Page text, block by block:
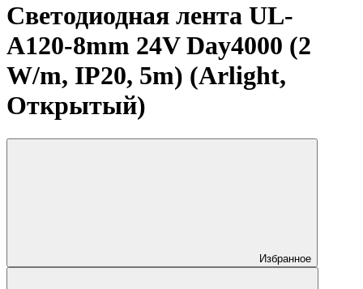
Светодиодная лента UL-
A120-8mm 24V Day4000 (2
W/m, IP20, 5m) (Arlight,
Открытый)
Избранное